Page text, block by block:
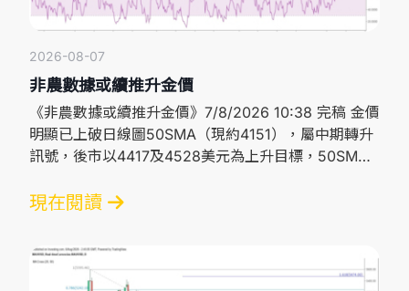
2026-08-07
非農數據或續推升金價
《非農數據或續推升金價》7/8/2026 10:38 完稿 金價
明顯已上破日線圖50SMA（現約4151），屬中期轉升
訊號，後市以4417及4528美元為上升目標，50SMA
出現調整，現貨金價昨天在紐約市中段低見4223.46
天接近紐約午市時跌穿20SMA（現約4254），其後窄
幅橫行，今天在亞洲市
現在閱讀